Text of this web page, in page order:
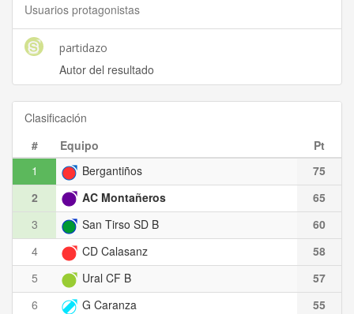
Usuarios protagonistas
partidazo
Autor del resultado
Clasificación
#
Equipo
Pt
1
Bergantiños
75
2
AC Montañeros
65
3
San Tirso SD B
60
4
CD Calasanz
58
5
Ural CF B
57
6
G Caranza
55